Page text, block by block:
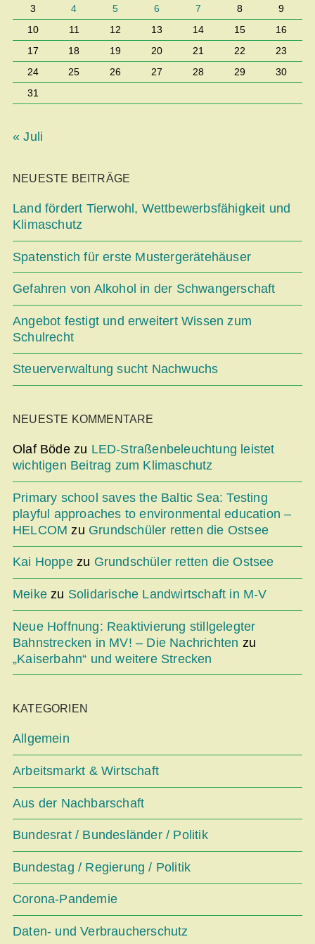
3 4 5 6 7 8
9
10
11 12 13 14 15
16
17
18 19 20 21 22
23
24
25 26 27 28 29
30
31
« Juli
NEUESTE BEITRÄGE
Land fördert Tierwohl, Wettbe­werbsfähigkeit und
Klimaschutz
Spatenstich für erste Mustergerätehäuser
Gefahren von Alkohol in der Schwangerschaft
Angebot festigt und erweitert Wissen zum
Schulrecht
Steuerverwaltung sucht Nachwuchs
NEUESTE KOMMENTARE
Olaf Bödezu LED-Straßenbeleuchtung leistet
wichtigen Beitrag zum Klimaschutz
Primary school saves the Baltic Sea: Testing
playful approaches to environmental education –
HELCOM zu Grundschüler retten die Ostsee
Kai Hoppezu Grundschüler retten die Ostsee
Meike zu Solidarische Landwirtschaft in M-V
Neue Hoffnung: Reaktivierung stillgelegter
Bahnstrecken in MV! – Die Nachrichten zu
„Kaiserbahn“ und weitere Strecken
KATEGORIEN
Allgemein
Arbeitsmarkt & Wirtschaft
Aus der Nachbarschaft
Bundesrat / Bundesländer / Politik
Bundestag / Regierung / Politik
Corona-Pandemie
Daten- und Verbraucherschutz